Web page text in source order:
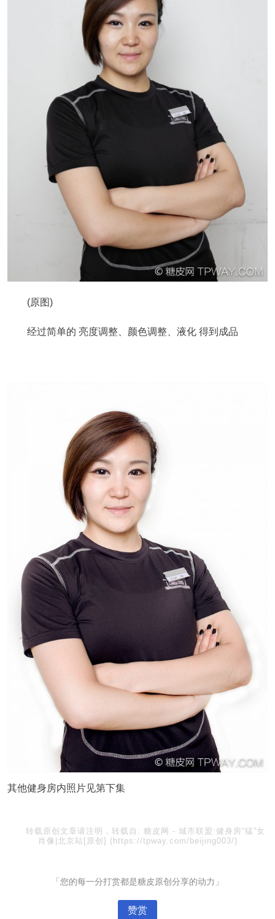
(原图)
经过简单的 亮度调整、颜色调整、液化 得到成品
其他健身房内照片见第下集
转载原创文章请注明，转载自: 糖皮网 - 城市联盟:健身房“猛”女
肖像|北京站[原创] (https://tpway.com/beijing003/)
「您的每一分打赏都是糖皮原创分享的动力」
赞赏